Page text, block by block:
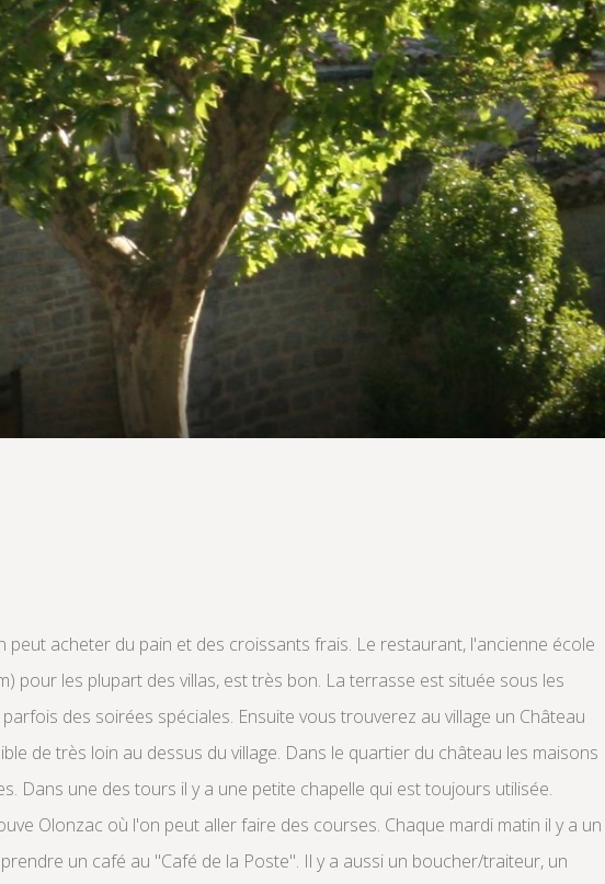
acheter du pain et des croissants frais. Le restaurant, l'ancienne école
pour les plupart des villas, est très bon. La terrasse est située sous les
des soirées spéciales. Ensuite vous trouverez au village un Château
de très loin au dessus du village. Dans le quartier du château les maisons
Dans une des tours il y a une petite chapelle qui est toujours utilisée.
Olonzac où l'on peut aller faire des courses. Chaque mardi matin il y a un
un café au "Café de la Poste". Il y a aussi un boucher/traiteur, un